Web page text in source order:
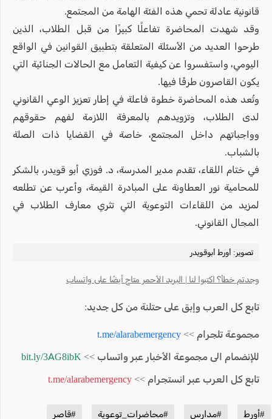
قانونية عادلة تحمي هذه الفئة الهامة من المجتمع.
وقد شهدت المحاضرة تفاعلًا كبيرًا من قبل الطلاب، الذين
طرحوا العديد من الأسئلة المتعلقة بتطبيق القوانين في الواقع
اليومي، واستفسروا عن كيفية التعامل مع الحالات الجنائية التي
يكون القاصرون طرفًا فيها.
وتُعد هذه المحاضرة خطوة فاعلة في إطار تعزيز الوعي القانوني
لدى الطلاب، وتزويدهم بالمعرفة اللازمة لفهم حقوقهم
وواجباتهم داخل المجتمع، خاصة في القضايا ذات الصلة
بالشباب.
في ختام اللقاء، تقدم مدير المدرسة، د. فوزي أبو قويدر، بالشكر
للمحامية نور العطاونة على المبادرة القيمة، وأعرب عن تطلعه
لمزيد من اللقاءات التوعوية التي تثري معارف الطلاب في
المجال القانوني.
تصوير: أورط أبوقويدر
وجدتم خطأ؟ اكتبوا لنا | البريد الأحمر متاح أيضًا على واتساب
تابع كل العرب وإبق على حتلنة من كل جديد:
مجموعة تلجرام >> t.me/alarabemergency
للإنضمام الى مجموعة الأخبار عبر واتساب >> bit.ly/3AG8ibK
تابع كل العرب عبر انستجرام >> t.me/alarabemergency
#أورط #مدارس #محاضرات_توعوية
#قاصر